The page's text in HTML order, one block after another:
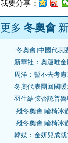
我要分享：
更多 冬奧會
[冬奧會]中國代表
新華社：奧運唯
周洋：暫不去考
冬奧代表團回國
羽生結弦否認普
[殘冬奧會]輪椅冰
[殘冬奧會]輪椅冰
韓媒：金妍兒成